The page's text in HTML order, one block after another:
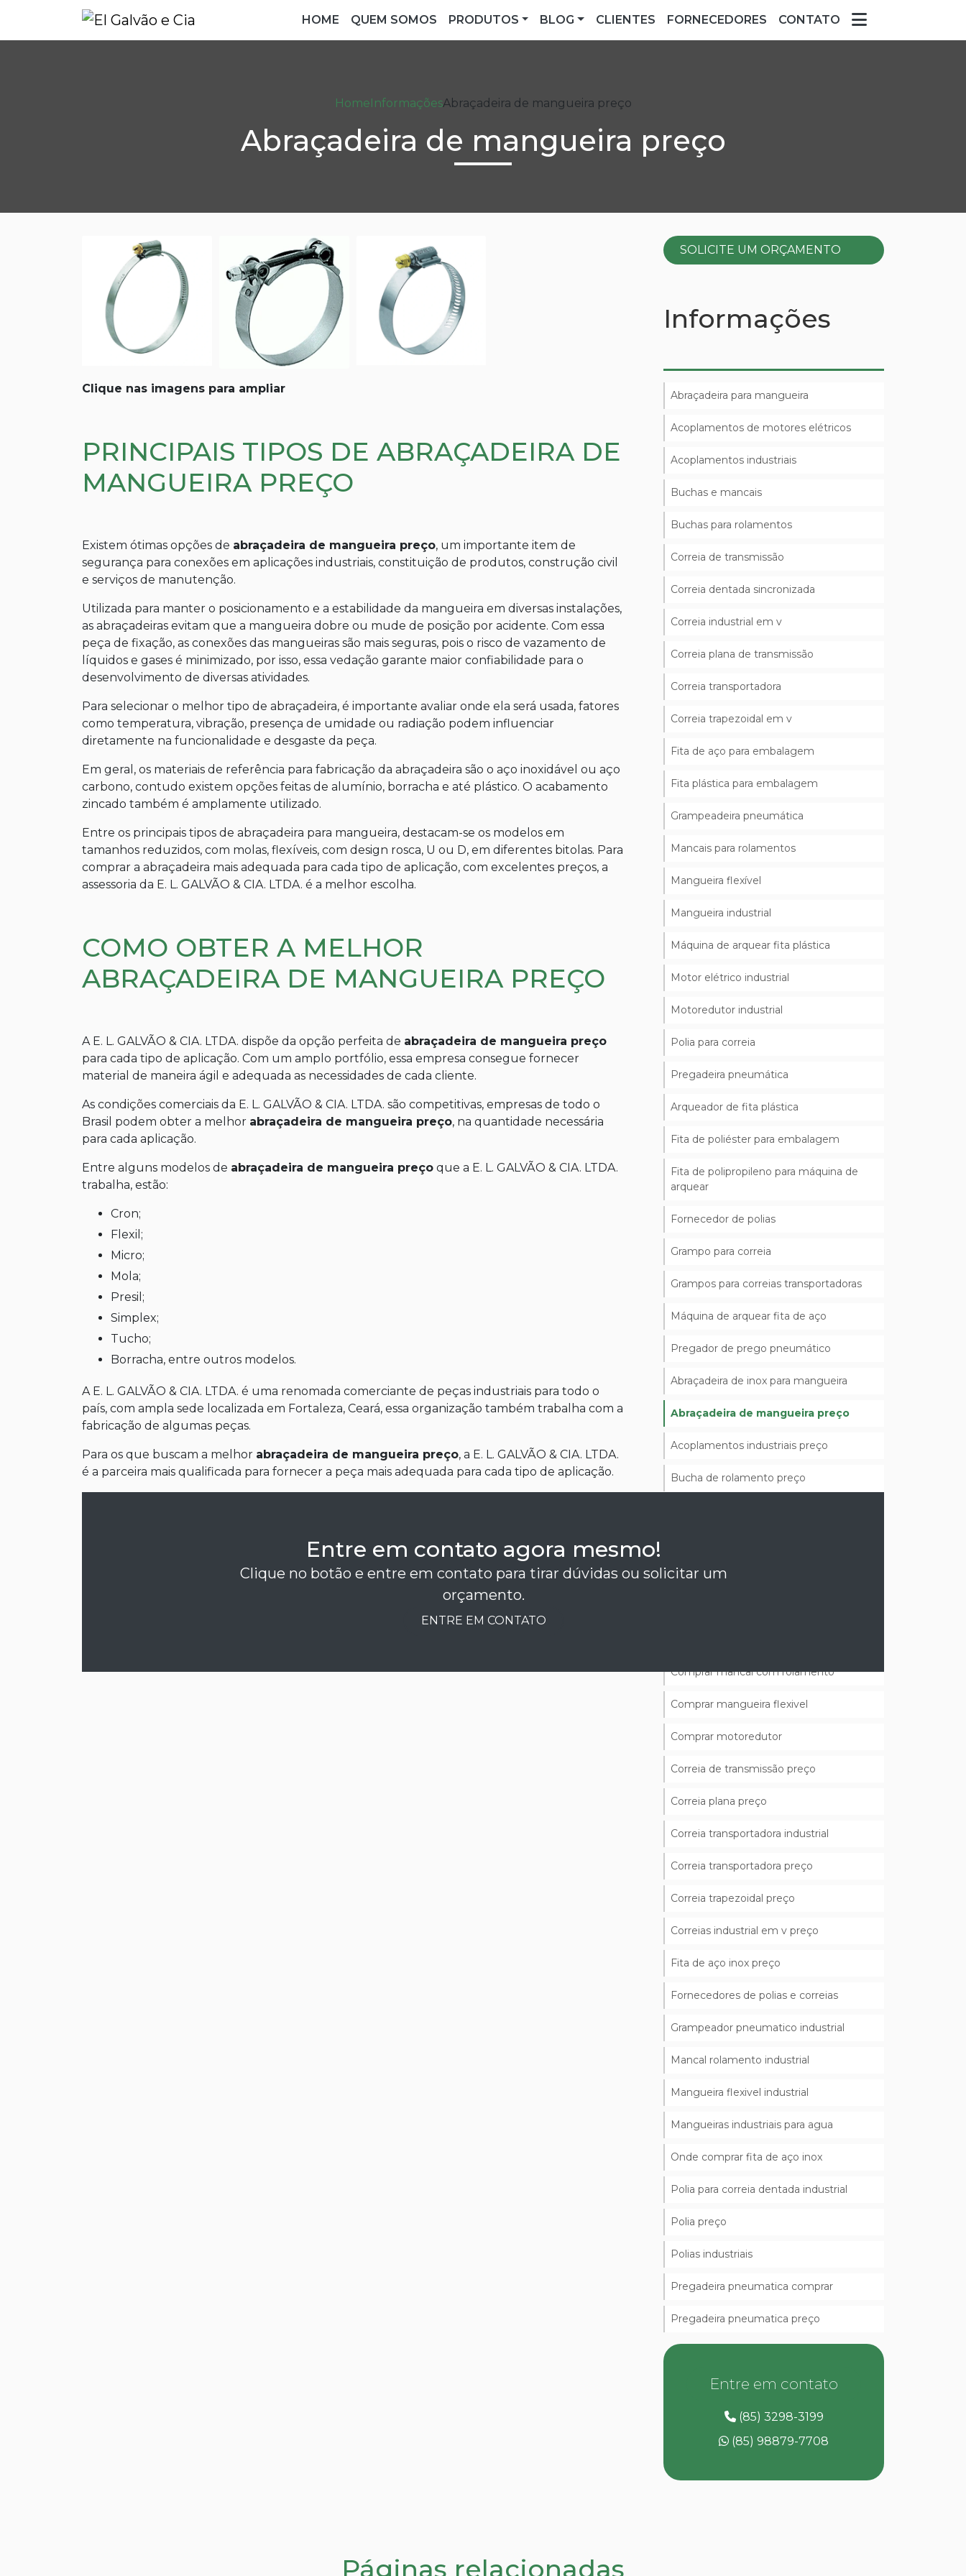
HOME QUEM SOMOS PRODUTOS BLOG CLIENTES FORNECEDORES CONTATO
HomeInformaçõesAbraçadeira de mangueira preço
Abraçadeira de mangueira preço
Clique nas imagens para ampliar
PRINCIPAIS TIPOS DE ABRAÇADEIRA DE
MANGUEIRA PREÇO
Existem ótimas opções de abraçadeira de mangueira preço, um importante item de
segurança para conexões em aplicações industriais, constituição de produtos, construção civil
e serviços de manutenção.
Utilizada para manter o posicionamento e a estabilidade da mangueira em diversas instalações,
as abraçadeiras evitam que a mangueira dobre ou mude de posição por acidente. Com essa
peça de fixação, as conexões das mangueiras são mais seguras, pois o risco de vazamento de
líquidos e gases é minimizado, por isso, essa vedação garante maior confiabilidade para o
desenvolvimento de diversas atividades.
Para selecionar o melhor tipo de abraçadeira, é importante avaliar onde ela será usada, fatores
como temperatura, vibração, presença de umidade ou radiação podem influenciar
diretamente na funcionalidade e desgaste da peça.
Em geral, os materiais de referência para fabricação da abraçadeira são o aço inoxidável ou aço
carbono, contudo existem opções feitas de alumínio, borracha e até plástico. O acabamento
zincado também é amplamente utilizado.
Entre os principais tipos de abraçadeira para mangueira, destacam-se os modelos em
tamanhos reduzidos, com molas, flexíveis, com design rosca, U ou D, em diferentes bitolas. Para
comprar a abraçadeira mais adequada para cada tipo de aplicação, com excelentes preços, a
assessoria da E. L. GALVÃO & CIA. LTDA. é a melhor escolha.
COMO OBTER A MELHOR
ABRAÇADEIRA DE MANGUEIRA PREÇO
A E. L. GALVÃO & CIA. LTDA. dispõe da opção perfeita de abraçadeira de mangueira preço
para cada tipo de aplicação. Com um amplo portfólio, essa empresa consegue fornecer
material de maneira ágil e adequada as necessidades de cada cliente.
As condições comerciais da E. L. GALVÃO & CIA. LTDA. são competitivas, empresas de todo o
Brasil podem obter a melhor abraçadeira de mangueira preço, na quantidade necessária
para cada aplicação.
Entre alguns modelos de abraçadeira de mangueira preço que a E. L. GALVÃO & CIA. LTDA.
trabalha, estão:
Cron;
Flexil;
Micro;
Mola;
Presil;
Simplex;
Tucho;
Borracha, entre outros modelos.
A E. L. GALVÃO & CIA. LTDA. é uma renomada comerciante de peças industriais para todo o
país, com ampla sede localizada em Fortaleza, Ceará, essa organização também trabalha com a
fabricação de algumas peças.
Para os que buscam a melhor abraçadeira de mangueira preço, a E. L. GALVÃO & CIA. LTDA.
é a parceira mais qualificada para fornecer a peça mais adequada para cada tipo de aplicação.
Entre em contato agora mesmo!
Clique no botão e entre em contato para tirar dúvidas ou solicitar um
orçamento.
ENTRE EM CONTATO
SOLICITE UM ORÇAMENTO
Informações
Abraçadeira para mangueira
Acoplamentos de motores elétricos
Acoplamentos industriais
Buchas e mancais
Buchas para rolamentos
Correia de transmissão
Correia dentada sincronizada
Correia industrial em v
Correia plana de transmissão
Correia transportadora
Correia trapezoidal em v
Fita de aço para embalagem
Fita plástica para embalagem
Grampeadeira pneumática
Mancais para rolamentos
Mangueira flexível
Mangueira industrial
Máquina de arquear fita plástica
Motor elétrico industrial
Motoredutor industrial
Polia para correia
Pregadeira pneumática
Arqueador de fita plástica
Fita de poliéster para embalagem
Fita de polipropileno para máquina de
arquear
Fornecedor de polias
Grampo para correia
Grampos para correias transportadoras
Máquina de arquear fita de aço
Pregador de prego pneumático
Abraçadeira de inox para mangueira
Abraçadeira de mangueira preço
Acoplamentos industriais preço
Bucha de rolamento preço
Comprar correia transportadora
Comprar mancal com rolamento
Comprar mangueira flexivel
Comprar motoredutor
Correia de transmissão preço
Correia plana preço
Correia transportadora industrial
Correia transportadora preço
Correia trapezoidal preço
Correias industrial em v preço
Fita de aço inox preço
Fornecedores de polias e correias
Grampeador pneumatico industrial
Mancal rolamento industrial
Mangueira flexivel industrial
Mangueiras industriais para agua
Onde comprar fita de aço inox
Polia para correia dentada industrial
Polia preço
Polias industriais
Pregadeira pneumatica comprar
Pregadeira pneumatica preço
Entre em contato
(85) 3298-3199
(85) 98879-7708
Páginas relacionadas